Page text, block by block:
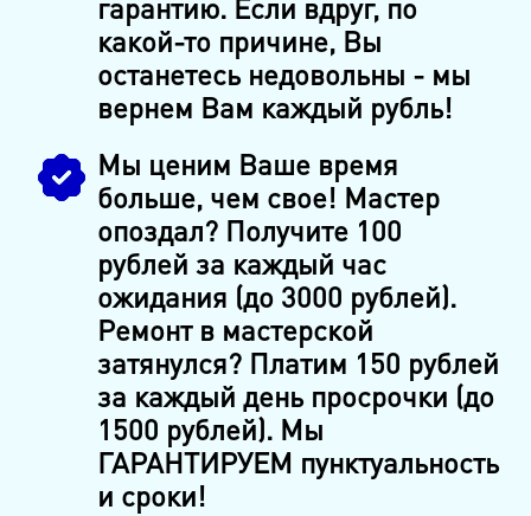
гарантию. Если вдруг, по
какой-то причине, Вы
останетесь недовольны - мы
вернем Вам каждый рубль!
Мы ценим Ваше время
больше, чем свое! Мастер
опоздал? Получите 100
рублей за каждый час
ожидания (до 3000 рублей).
Ремонт в мастерской
затянулся? Платим 150 рублей
за каждый день просрочки (до
1500 рублей). Мы
ГАРАНТИРУЕМ пунктуальность
и сроки!